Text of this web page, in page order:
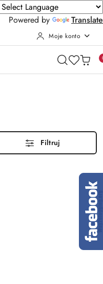
Powered by
Translate
Moje konto
Filtruj